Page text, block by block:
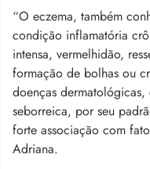
“O eczema, também
condição inflamatória
intensa, vermelhidão,
formação de bolhas ou
doenças
seborreica, por seu
forte associação com
Adriana.